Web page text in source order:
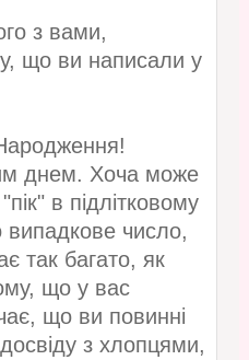
з вами,
що ви написали у
днем. Хоча може
в підлітковому
випадкове число,
так багато, як
що у вас
що ви повинні
з хлопцями,